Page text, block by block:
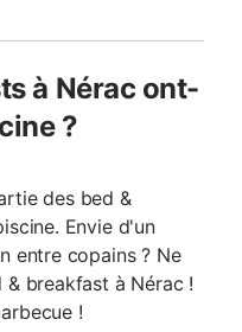
à Nérac ont-
?
des bed &
Envie d'un
entre copains ? Ne
breakfast à Nérac !
!